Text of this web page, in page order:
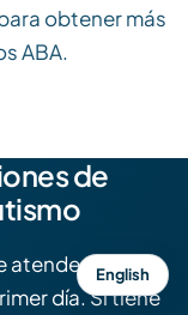
obtener más
ABA.
de
atender las
día. Si tiene
English